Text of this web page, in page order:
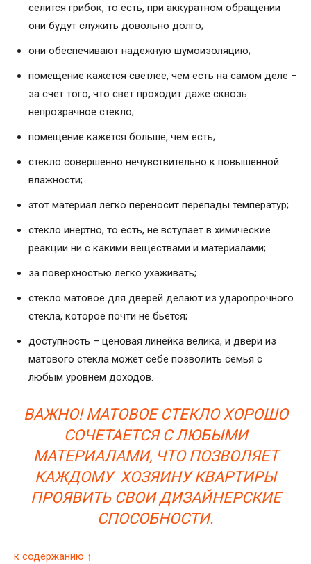
селится грибок, то есть, при аккуратном обращении
они будут служить довольно долго;
они обеспечивают надежную шумоизоляцию;
помещение кажется светлее, чем есть на самом деле –
за счет того, что свет проходит даже сквозь
непрозрачное стекло;
помещение кажется больше, чем есть;
стекло совершенно нечувствительно к повышенной
влажности;
этот материал легко переносит перепады температур;
стекло инертно, то есть, не вступает в химические
реакции ни с какими веществами и материалами;
за поверхностью легко ухаживать;
стекло матовое для дверей делают из ударопрочного
стекла, которое почти не бьется;
доступность – ценовая линейка велика, и двери из
матового стекла может себе позволить семья с
любым уровнем доходов.
ВАЖНО! МАТОВОЕ СТЕКЛО ХОРОШО
СОЧЕТАЕТСЯ С ЛЮБЫМИ
МАТЕРИАЛАМИ, ЧТО ПОЗВОЛЯЕТ
КАЖДОМУ ХОЗЯИНУ КВАРТИРЫ
ПРОЯВИТЬ СВОИ ДИЗАЙНЕРСКИЕ
СПОСОБНОСТИ.
к содержанию ↑